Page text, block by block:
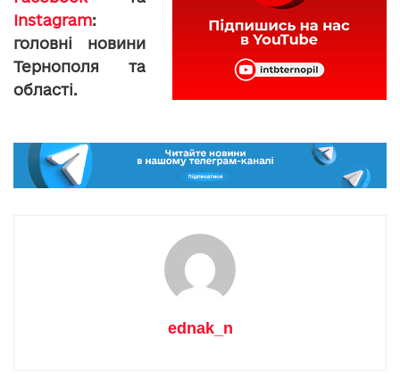
Instagram:
головні новини
Тернополя та
області.
ednak_n